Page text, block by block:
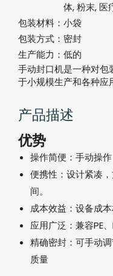
体, 粉末, 医
包装材料： 小袋
包装方式： 密封
生产能力： 低的
手动封口机是一种对包
于小规模生产和各种应
产品描述
优势
操作简便：手动操
便携性：设计紧凑
间。
成本效益：设备成
应用广泛：兼容PE
精确密封：可手动
质量